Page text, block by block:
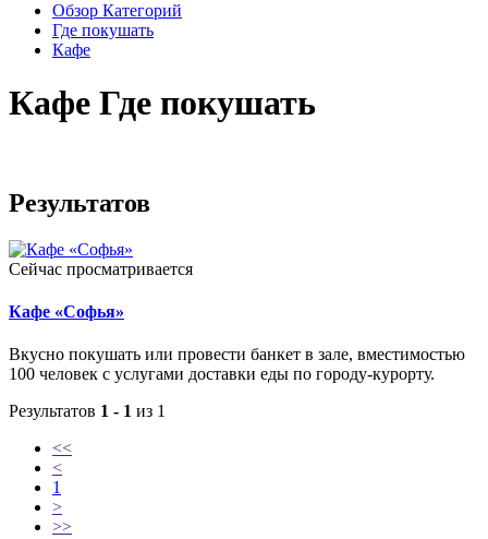
Обзор Категорий
Где покушать
Кафе
Кафе Где покушать
Результатов
Сейчас просматривается
Кафе «Софья»
Вкусно покушать или провести банкет в зале, вместимостью
100 человек с услугами доставки еды по городу-курорту.
Результатов 1 - 1 из 1
<<
<
1
>
>>